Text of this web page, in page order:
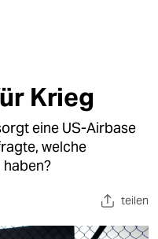
Krieg
eine US-Airbase
welche
teilen